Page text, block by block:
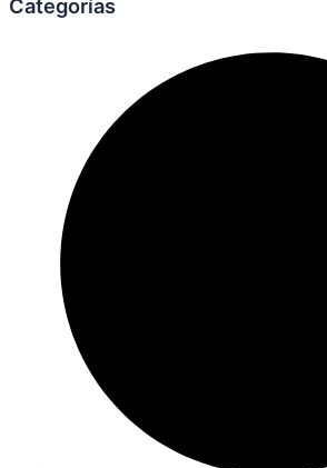
Categorías